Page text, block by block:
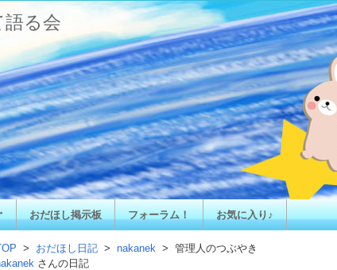
る会
おだほし掲示板 フォーラム！ お気に入り♪
> おだほし日記 > nakanek > 管理人のつぶやき
さんの日記